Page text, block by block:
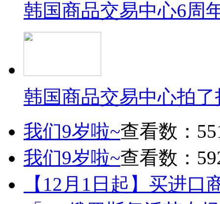
韩国商品交易中心6周
韩国商品交易中心拍
我们9岁啦~查看数：
我们9岁啦~查看数：
【12月1日起】买进口